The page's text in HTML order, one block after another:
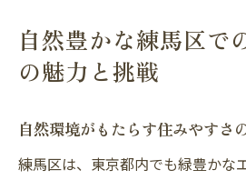
自然豊かな練馬区で
の魅力と挑戦
自然環境がもたらす住みやすさ
練馬区は、東京都内でも緑豊かな